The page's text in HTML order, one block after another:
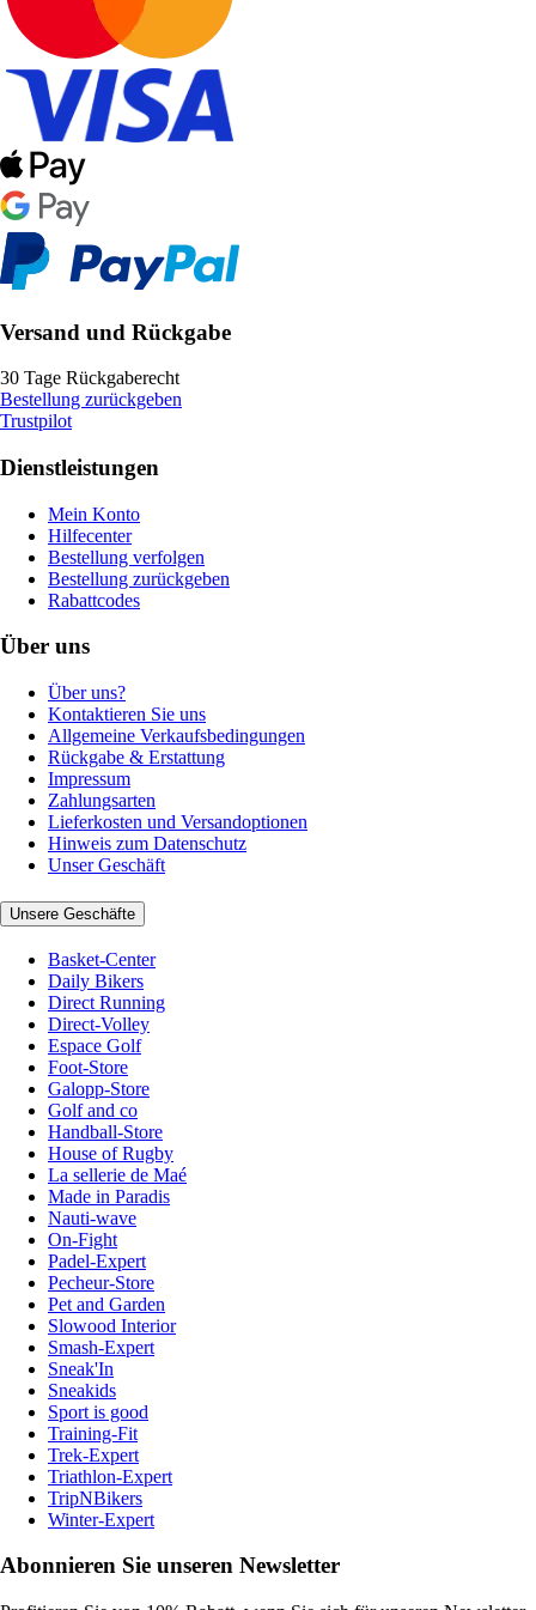
Versand und Rückgabe
30 Tage Rückgaberecht
Bestellung zurückgeben
Trustpilot
Dienstleistungen
Mein Konto
Hilfecenter
Bestellung verfolgen
Bestellung zurückgeben
Rabattcodes
Über uns
Über uns?
Kontaktieren Sie uns
Allgemeine Verkaufsbedingungen
Rückgabe & Erstattung
Impressum
Zahlungsarten
Lieferkosten und Versandoptionen
Hinweis zum Datenschutz
Unser Geschäft
Unsere Geschäfte
Basket-Center
Daily Bikers
Direct Running
Direct-Volley
Espace Golf
Foot-Store
Galopp-Store
Golf and co
Handball-Store
House of Rugby
La sellerie de Maé
Made in Paradis
Nauti-wave
On-Fight
Padel-Expert
Pecheur-Store
Pet and Garden
Slowood Interior
Smash-Expert
Sneak'In
Sneakids
Sport is good
Training-Fit
Trek-Expert
Triathlon-Expert
TripNBikers
Winter-Expert
Abonnieren Sie unseren Newsletter